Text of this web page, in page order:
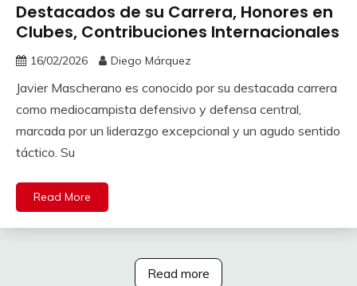
Destacados de su Carrera, Honores en
Clubes, Contribuciones Internacionales
16/02/2026 Diego Márquez
Javier Mascherano es conocido por su destacada carrera
como mediocampista defensivo y defensa central,
marcada por un liderazgo excepcional y un agudo sentido
táctico. Su
Read More
Read more